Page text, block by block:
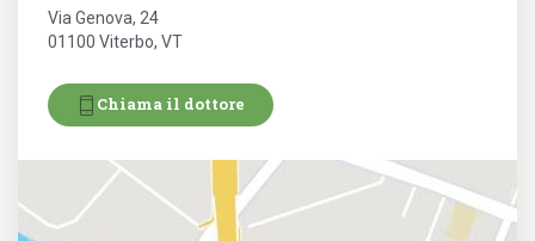
Via Genova, 24
01100 Viterbo, VT
Chiama il dottore